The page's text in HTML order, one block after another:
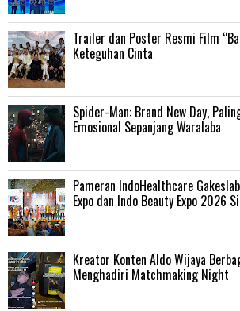
Trailer dan Poster Resmi Film
Keteguhan Cinta
‎Spider-Man: Brand New Day,
Emosional Sepanjang Waralaba
Pameran IndoHealthcare Gakeslab
Expo dan Indo Beauty Expo 2026
Kreator Konten Aldo Wijaya
Menghadiri Matchmaking Night